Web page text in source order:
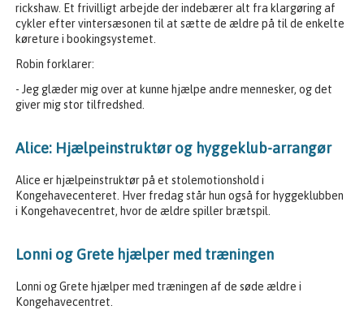
rickshaw. Et frivilligt arbejde der indebærer alt fra klargøring af
cykler efter vintersæsonen til at sætte de ældre på til de enkelte
køreture i bookingsystemet.
Robin forklarer:
- Jeg glæder mig over at kunne hjælpe andre mennesker, og det
giver mig stor tilfredshed.
Alice: Hjælpeinstruktør og hyggeklub-arrangør
Alice er hjælpeinstruktør på et stolemotionshold i
Kongehavecenteret. Hver fredag står hun også for hyggeklubben
i Kongehavecentret, hvor de ældre spiller brætspil.
Lonni og Grete hjælper med træningen
Lonni og Grete hjælper med træningen af de søde ældre i
Kongehavecentret.